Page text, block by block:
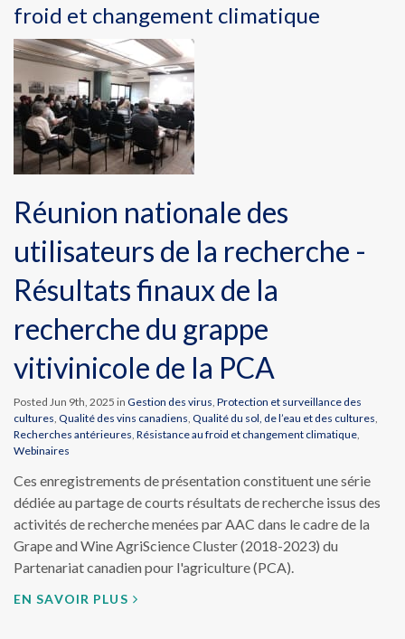
froid et changement climatique
Réunion nationale des
utilisateurs de la recherche -
Résultats finaux de la
recherche du grappe
vitivinicole de la PCA
Posted Jun 9th, 2025 in Gestion des virus, Protection et surveillance des
cultures, Qualité des vins canadiens, Qualité du sol, de l’eau et des cultures,
Recherches antérieures, Résistance au froid et changement climatique,
Webinaires
Ces enregistrements de présentation constituent une série
dédiée au partage de courts résultats de recherche issus des
activités de recherche menées par AAC dans le cadre de la
Grape and Wine AgriScience Cluster (2018-2023) du
Partenariat canadien pour l'agriculture (PCA).
EN SAVOIR PLUS